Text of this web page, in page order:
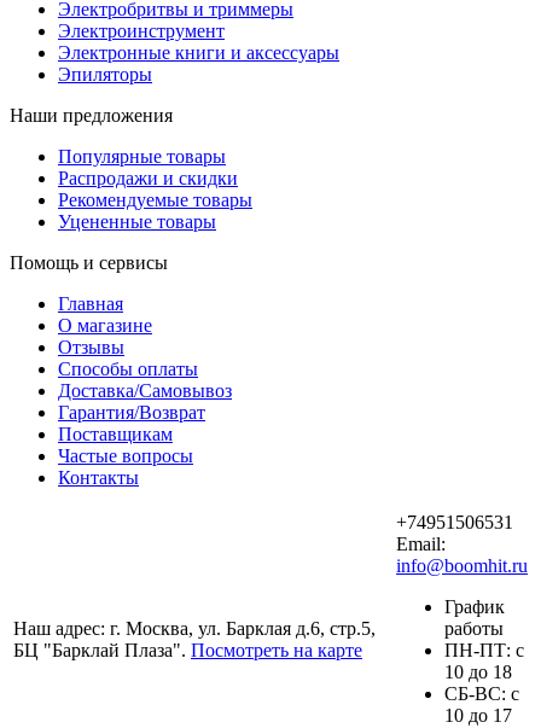
Электробритвы и триммеры
Электроинструмент
Электронные книги и аксессуары
Эпиляторы
Наши предложения
Популярные товары
Распродажи и скидки
Рекомендуемые товары
Уцененные товары
Помощь и сервисы
Главная
О магазине
Отзывы
Способы оплаты
Доставка/Самовывоз
Гарантия/Возврат
Поставщикам
Частые вопросы
Контакты
Наш адрес: г. Москва, ул. Барклая д.6, стр.5,
БЦ "Барклай Плаза". Посмотреть на карте
+74951506531
Email:
info@boomhit.ru
График
работы
ПH-ПТ: с
10 до 18
СБ-ВС: с
10 до 17